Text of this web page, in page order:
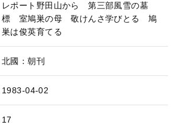
レポート野田山から 第三部風雪の墓
標 室鳩巣の母 敬けんさ学びとる 鳩
巣は俊英育てる
北國：朝刊
1983-04-02
17